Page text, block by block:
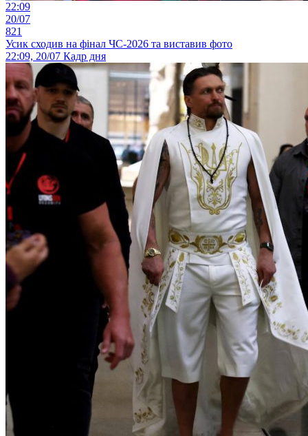
22:09
20/07
821
Усик сходив на фінал ЧС-2026 та виставив фото
22:09, 20/07 Кадр дня